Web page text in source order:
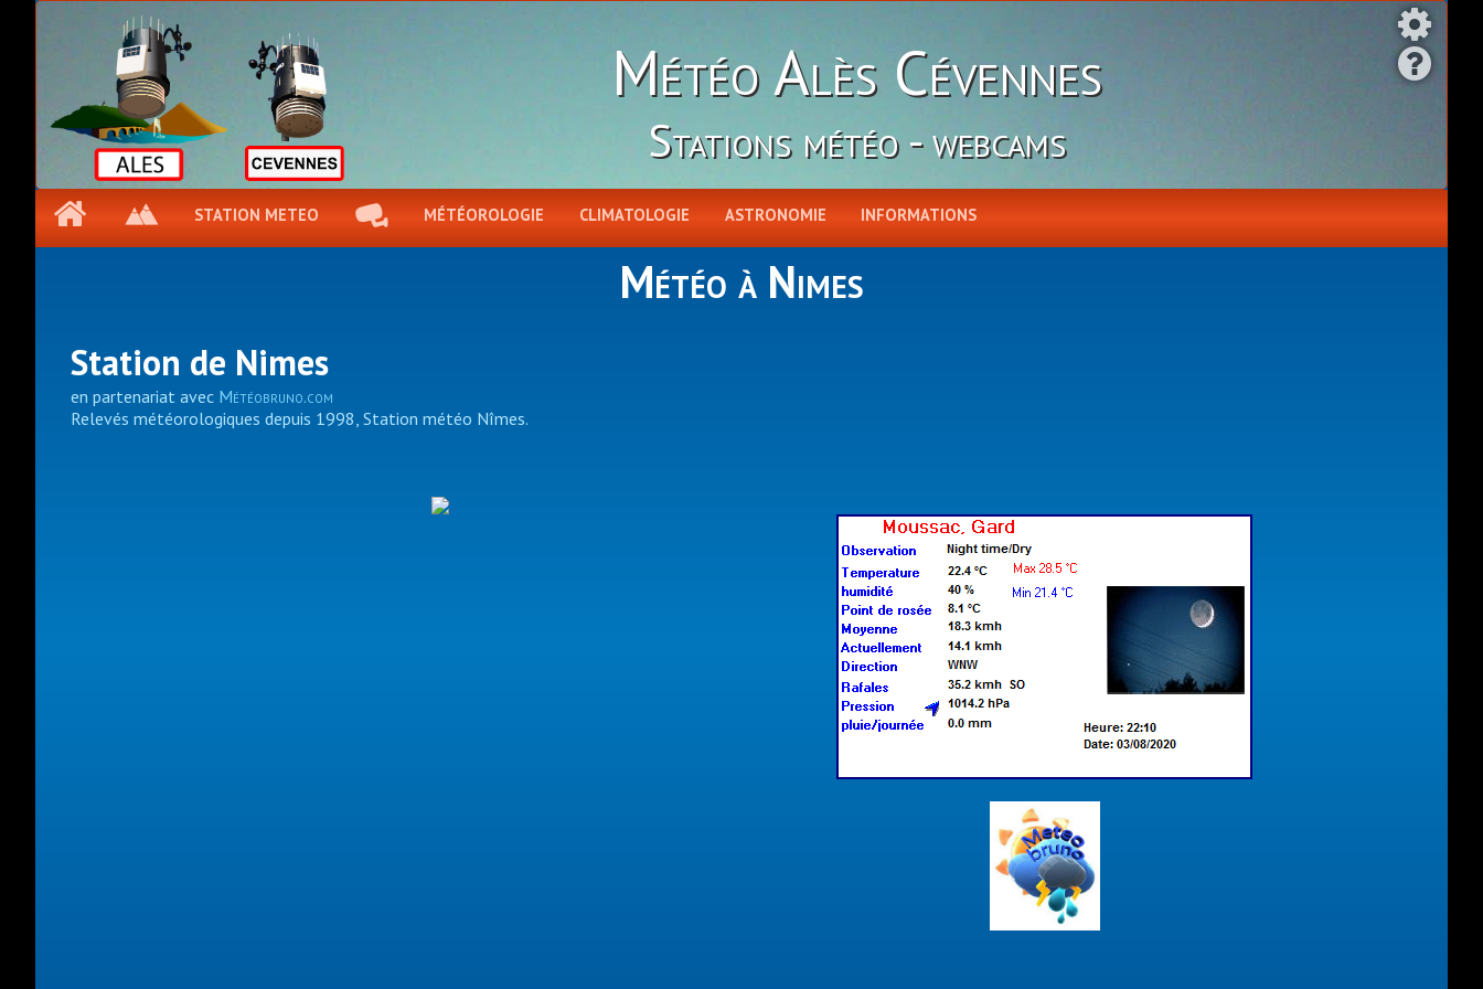
Météo Alès Cévennes
Stations météo - webcams
STATION METEO MÉTÉOROLOGIE CLIMATOLOGIE ASTRONOMIE INFORMATIONS
Météo à Nimes
Station de Nimes
en partenariat avec Météobruno.com
Relevés météorologiques depuis 1998, Station météo Nîmes.